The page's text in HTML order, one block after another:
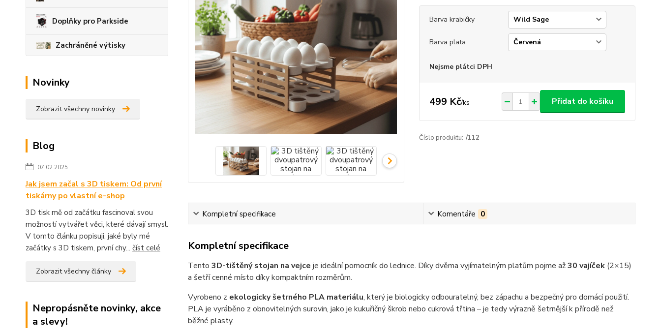
Doplňky pro Parkside
Zachráněné výtisky
Novinky
Zobrazit všechny novinky
Blog
07.02.2025
Jak jsem začal s 3D tiskem: Od první
tiskárny po vlastní e-shop
3D tisk mě od začátku fascinoval svou
možností vytvářet věci, které dávají smysl.
V tomto článku popisuji, jaké byly mé
začátky s 3D tiskem, první chy... číst celé
Zobrazit všechny články
Nepropásněte novinky, akce
a slevy!
Barva krabičky
Barva plata
Nejsme plátci DPH
499 Kč/ks Přidat do košíku
Číslo produktu: /112
Kompletní specifikace Komentáře 0
Kompletní specifikace
Tento 3D-tištěný stojan na vejce je ideální pomocník do lednice. Díky dvěma vyjímatelným platům pojme až30 vajíček(2×15)
a šetří cenné místo díky kompaktním rozměrům.
Vyrobeno z ekologicky šetrného PLA materiálu, který je biologicky odbouratelný, bez zápachu a bezpečný pro domácí použití.
PLA je vyráběno z obnovitelných surovin, jako je kukuřičný škrob nebo cukrová třtina – je tedy výrazně šetrnější k přírodě než
běžné plasty.